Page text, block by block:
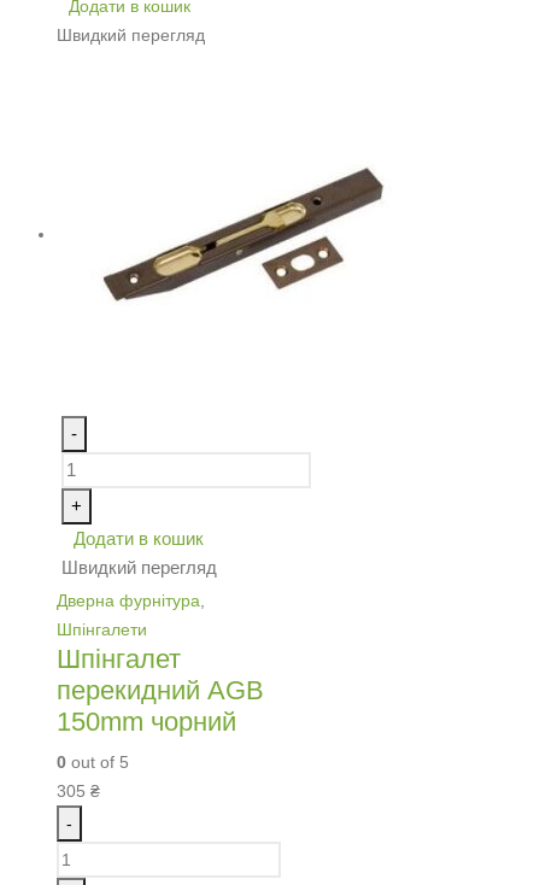
Додати в кошик
Швидкий перегляд
-
+
Додати в кошик
Швидкий перегляд
Дверна фурнітура
Шпінгалети
Шпінгалет
перекидний AGB
150mm чорний
0 out of 5
305 ₴
-